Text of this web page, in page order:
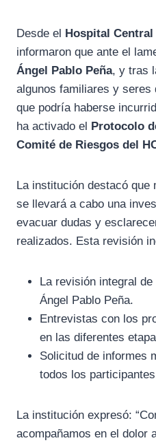
Desde el Hospital
informaron que ante el
Ángel Pablo Peña, y tras
algunos familiares y seres
que podría haberse
ha activado el Protocolo
Comité de Riesgos del
La institución destacó que
se llevará a cabo una
evacuar dudas y
realizados. Esta revisión
La revisión integral
Ángel Pablo Peña.
Entrevistas con los
en las diferentes
Solicitud de informes
todos los
La institución expresó:
acompañamos en el dolor